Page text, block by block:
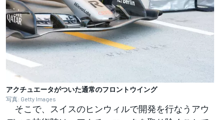
アクチュエータがついた通常のフロントウイング
写真: Getty Images
そこで、スイスのヒンウィルで開発を行なうアウ